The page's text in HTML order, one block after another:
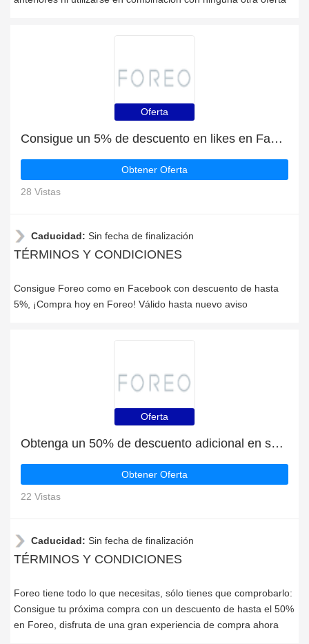
Oferta
Consigue un 5% de descuento en likes en Facebook
Obtener Oferta
28 Vistas
Caducidad: Sin fecha de finalización
TÉRMINOS Y CONDICIONES
Consigue Foreo como en Facebook con descuento de hasta
5%, ¡Compra hoy en Foreo! Válido hasta nuevo aviso
Oferta
Obtenga un 50% de descuento adicional en su próximo pedido | fin en breve
Obtener Oferta
22 Vistas
Caducidad: Sin fecha de finalización
TÉRMINOS Y CONDICIONES
Foreo tiene todo lo que necesitas, sólo tienes que comprobarlo:
Consigue tu próxima compra con un descuento de hasta el 50%
en Foreo, disfruta de una gran experiencia de compra ahora